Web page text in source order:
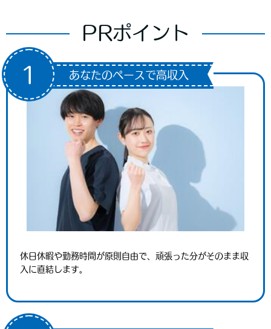
PRポイント
あなたのペースで高収入
1
休日休暇や勤務時間が原則自由で、頑張った分がそのまま収
入に直結します。